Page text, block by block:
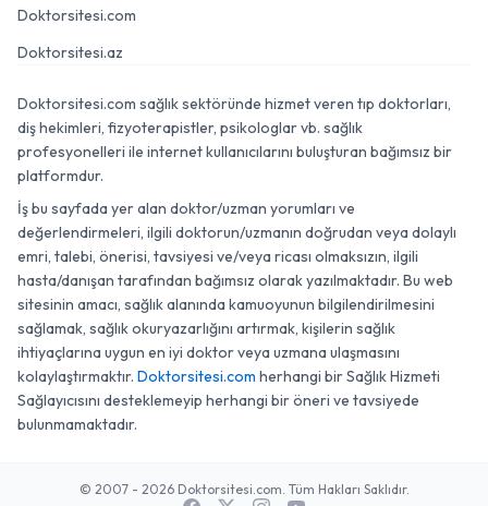
Doktorsitesi.com
Doktorsitesi.az
Doktorsitesi.com sağlık sektöründe hizmet veren tıp doktorları,
diş hekimleri, fizyoterapistler, psikologlar vb. sağlık
profesyonelleri ile internet kullanıcılarını buluşturan bağımsız bir
platformdur.
İş bu sayfada yer alan doktor/uzman yorumları ve
değerlendirmeleri, ilgili doktorun/uzmanın doğrudan veya dolaylı
emri, talebi, önerisi, tavsiyesi ve/veya ricası olmaksızın, ilgili
hasta/danışan tarafından bağımsız olarak yazılmaktadır. Bu web
sitesinin amacı, sağlık alanında kamuoyunun bilgilendirilmesini
sağlamak, sağlık okuryazarlığını artırmak, kişilerin sağlık
ihtiyaçlarına uygun en iyi doktor veya uzmana ulaşmasını
kolaylaştırmaktır. Doktorsitesi.com herhangi bir Sağlık Hizmeti
Sağlayıcısını desteklemeyip herhangi bir öneri ve tavsiyede
bulunmamaktadır.
© 2007 - 2026 Doktorsitesi.com. Tüm Hakları Saklıdır.